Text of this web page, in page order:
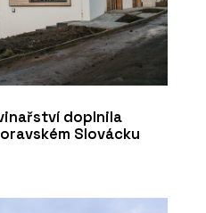
doplnila
Slovácku